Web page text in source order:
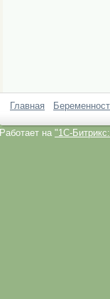
Главная
Работает на "1C-